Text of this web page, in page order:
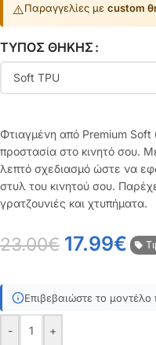
⚠️Παραγγελίες με custom
ΤΎΠΟΣ ΘΉΚΗΣ
Φτιαγμένη από Premium Soft
προστασία στο κινητό σου.
λεπτό σχεδιασμό ώστε να
στυλ του κινητού σου.
γρατζουνιές και χτυπήματα.
23.00€ 17.99€
Επιβεβαιώστε το
- +